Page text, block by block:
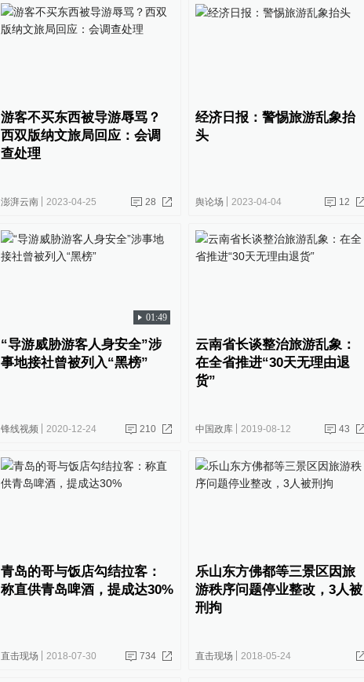
游客不买东西被导游辱骂？
西双版纳文旅局回应：会调
查处理
澎湃云南 2023-04-25 28
经济日报：警惕旅游乱象抬
头
舆论场 2023-04-04 12
01:49
“导游威胁游客人身安全”涉
事地接社曾被列入“黑榜”
锋线视频 2020-12-24 210
云南省长谈整治旅游乱象：
在全省推进“30天无理由退
货”
中国政库 2019-08-12 43
青岛的哥与饭店勾结拉客：
称直供青岛啤酒，提成达30%
直击现场 2018-07-30 734
乐山东方佛都等三景区因旅
游秩序问题停业整改，3人被
刑拘
直击现场 2018-05-24